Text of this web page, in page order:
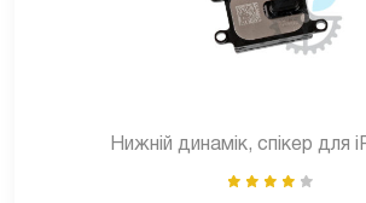
Нижній динамік, спікер для